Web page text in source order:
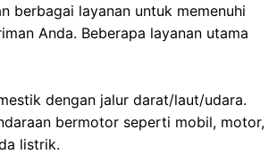
berbagai layanan untuk memenuhi
Anda. Beberapa layanan utama
dengan jalur darat/laut/udara.
bermotor seperti mobil, motor,
listrik.